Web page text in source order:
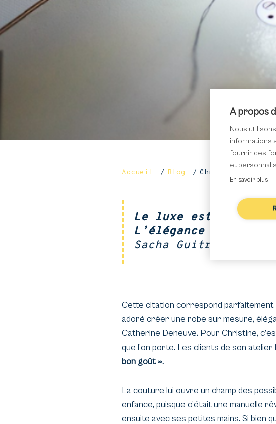
Accueil Blog Christine,
Le luxe est une
L’élégance est une
Sacha Guitry
Cette citation correspond parfaitement
adoré créer une robe sur mesure,
Catherine Deneuve. Pour Christine,
que l’on porte. Les clients de son
bon goût ».
La couture lui ouvre un champ des
enfance, puisque c’était une manuelle
ensuite avec ses petites mains. Si bien
À propos
Nous
informations
fournir des
et
En savoir plus